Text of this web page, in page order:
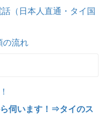
伺います！⇒タイのス